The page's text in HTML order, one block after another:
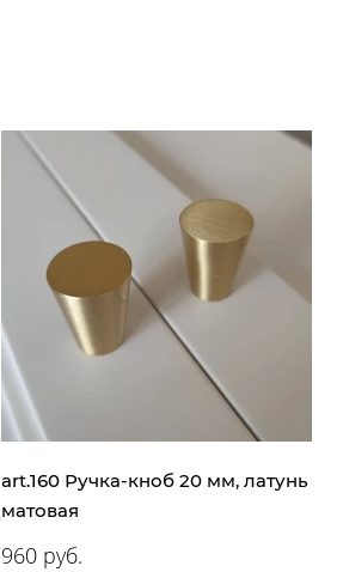
art.160 Ручка-кноб 20 мм, латунь
матовая
960 руб.